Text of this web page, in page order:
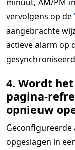
vervolgens op de
aangebrachte
actieve alarm op
4. Wordt
pagina-
opnieuw
opgeslagen in